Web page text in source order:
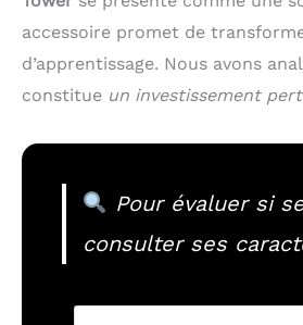
accessoire promet de
d’apprentissage. Nous avons
constitue un investissement
Pour évaluer si
consulter ses